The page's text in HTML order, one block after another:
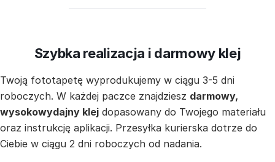
Szybka realizacja i darmowy klej
Twoją fototapetę wyprodukujemy w ciągu 3-5 dni
roboczych. W każdej paczce znajdziesz darmowy,
wysokowydajny klej dopasowany do Twojego materiału
oraz instrukcję aplikacji. Przesyłka kurierska dotrze do
Ciebie w ciągu 2 dni roboczych od nadania.